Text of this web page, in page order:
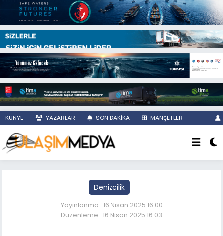
KÜNYE YAZARLAR SON DAKİKA MANŞETLER
Denizcilik
Yayınlanma : 16 Nisan 2025 16:00
Düzenleme : 16 Nisan 2025 16:03